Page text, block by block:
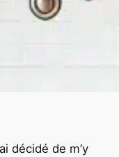
décidé de m’y